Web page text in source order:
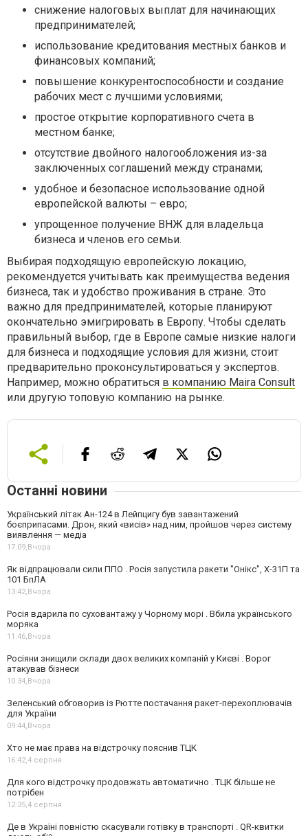
снижение налоговых выплат для начинающих
предпринимателей;
использование кредитования местных банков и
финансовых компаний;
повышение конкурентоспособности и создание
рабочих мест с лучшими условиями;
простое открытие корпоративного счета в
местном банке;
отсутствие двойного налогообложения из-за
заключенных соглашений между странами;
удобное и безопасное использование одной
европейской валюты – евро;
упрощенное получение ВНЖ для владельца
бизнеса и членов его семьи.
Выбирая подходящую европейскую локацию,
рекомендуется учитывать как преимущества ведения
бизнеса, так и удобство проживания в стране. Это
важно для предпринимателей, которые планируют
окончательно эмигрировать в Европу. Чтобы сделать
правильный выбор, где в Европе самые низкие налоги
для бизнеса и подходящие условия для жизни, стоит
предварительно проконсультироваться у экспертов.
Например, можно обратиться в компанию Maira Consult
или другую топовую компанию на рынке.
Останні новини
Український літак Ан-124 в Лейпцигу був завантажений
боєприпасами. Дрон, який «висів» над ним, пройшов через систему
виявлення — медіа
17:09, Вчора
Як відпрацювали сили ППО . Росія запустила ракети "Онікс", Х-31П та
101 БпЛА
13:42, Вчора
Росія вдарила по суховантажу у Чорному морі . Вбила українського
моряка
11:46, Вчора
Росіяни знищили склади двох великих компаній у Києві . Ворог
атакував бізнеси
10:34, Вчора
Зеленський обговорив із Рютте постачання ракет-перехоплювачів
для України
09:44, Вчора
Хто не має права на відстрочку пояснив ТЦК
16:42,4 серпня
Для кого відстрочку продовжать автоматично . ТЦК більше не
потрібен
12:35,4 серпня
Де в Україні повністю скасували готівку в транспорті . QR-квитки